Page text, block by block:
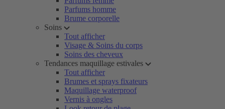
Parfums homme
Brume corporelle
Soins
Tout afficher
Visage & Soins du corps
Soins des cheveux
Tendances maquillage estivales
Tout afficher
Brumes et sprays fixateurs
Maquillage waterproof
Vernis à ongles